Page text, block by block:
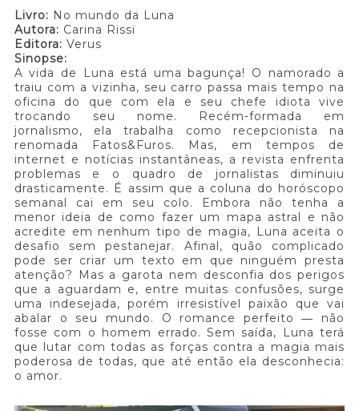
Livro: No mundo da Luna
Autora: Carina Rissi
Editora: Verus
Sinopse:
A vida de Luna está uma bagunça! O namorado a
traiu com a vizinha, seu carro passa mais tempo na
oficina do que com ela e seu chefe idiota vive
trocando seu nome. Recém-formada em
jornalismo, ela trabalha como recepcionista na
renomada Fatos&Furos. Mas, em tempos de
internet e notícias instantâneas, a revista enfrenta
problemas e o quadro de jornalistas diminuiu
drasticamente. É assim que a coluna do horóscopo
semanal cai em seu colo. Embora não tenha a
menor ideia de como fazer um mapa astral e não
acredite em nenhum tipo de magia, Luna aceita o
desafio sem pestanejar. Afinal, quão complicado
pode ser criar um texto em que ninguém presta
atenção? Mas a garota nem desconfia dos perigos
que a aguardam e, entre muitas confusões, surge
uma indesejada, porém irresistível paixão que vai
abalar o seu mundo. O romance perfeito ― não
fosse com o homem errado. Sem saída, Luna terá
que lutar com todas as forças contra a magia mais
poderosa de todas, que até então ela desconhecia:
o amor.